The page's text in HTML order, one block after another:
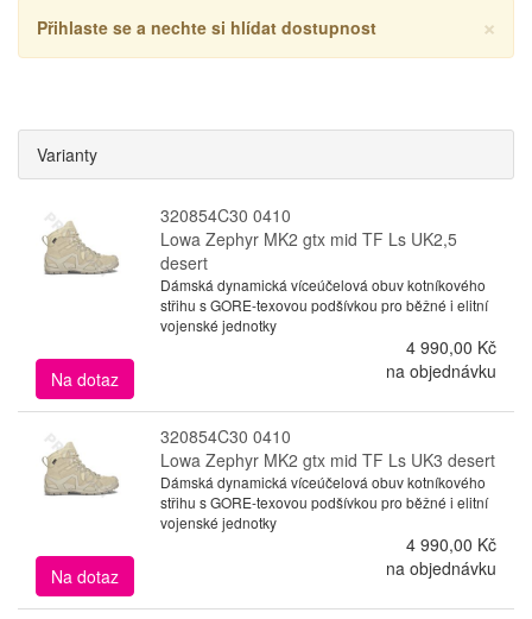
×
Přihlaste se a nechte si hlídat dostupnost
Varianty
320854C30 0410
Lowa Zephyr MK2 gtx mid TF Ls UK2,5
desert
Dámská dynamická víceúčelová obuv kotníkového
střihu s GORE-texovou podšívkou pro běžné i elitní
vojenské jednotky
4 990,00 Kč
Na dotaz
na objednávku
320854C30 0410
Lowa Zephyr MK2 gtx mid TF Ls UK3 desert
Dámská dynamická víceúčelová obuv kotníkového
střihu s GORE-texovou podšívkou pro běžné i elitní
vojenské jednotky
4 990,00 Kč
Na dotaz
na objednávku